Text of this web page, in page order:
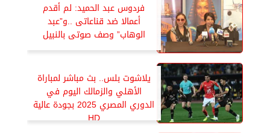
فردوس عبد الحميد: لم أقدم
أعمالا ضد قناعاتى ..و”عبد
الوهاب” وصف صوتى بالنبيل
يلاشوت بلس.. بث مباشر لمباراة
الأهلي والزمالك اليوم في
الدوري المصري 2025 بجودة عالية
HD